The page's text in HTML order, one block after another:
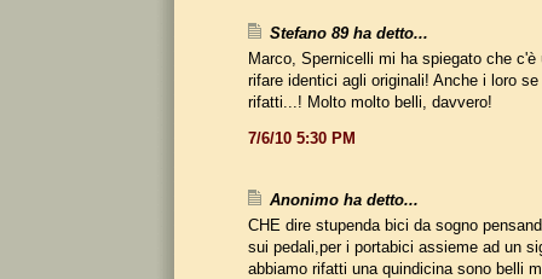
Stefano 89 ha detto...
Marco, Spernicelli mi ha spiegato che
rifare identici agli originali! Anche i loro
rifatti...! Molto molto belli, davvero!
7/6/10 5:30 PM
Anonimo ha detto...
CHE dire stupenda bici da sogno
sui pedali,per i portabici assieme ad un
abbiamo rifatti una quindicina sono belli